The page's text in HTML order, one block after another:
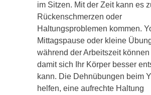
im Sitzen. Mit der Zeit kann es
Rückenschmerzen oder
Haltungsproblemen kommen.
Mittagspause oder kleine
während der Arbeitszeit können
damit sich Ihr Körper besser
kann. Die Dehnübungen beim
helfen, eine aufrechte Haltung